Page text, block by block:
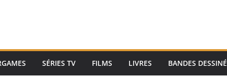
SÉRIES TV FILMS LIVRES BANDES